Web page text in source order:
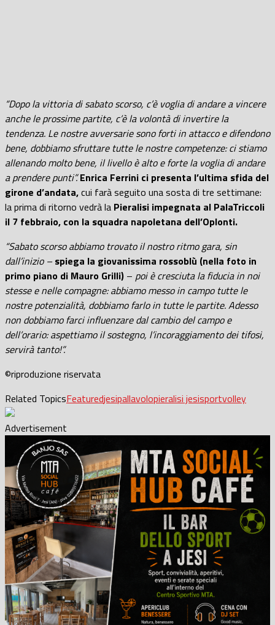
“Dopo la vittoria di sabato scorso, c’è voglia di andare a vincere
anche le prossime partite, c’è la volontà di invertire la
tendenza. Le nostre avversarie sono forti in attacco e difendono
bene, dobbiamo sfruttare tutte le nostre competenze: ci stiamo
allenando molto bene, il livello è alto e forte la voglia di andare
a prendere punti”.Enrica Ferrini ci presenta l’ultima sfida del
girone d’andata,cui farà seguito una sosta di tre settimane:
la prima di ritorno vedrà la Pieralisi impegnata al PalaTriccoli
il 7 febbraio, con la squadra napoletana dell’Oplonti.
“Sabato scorso abbiamo trovato il nostro ritmo gara, sin
dall’inizio – spiega la giovanissima rossoblù (nella foto in
primo piano di Mauro Grilli) – poi è cresciuta la fiducia in noi
stesse e nelle compagne: abbiamo messo in campo tutte le
nostre potenzialità, dobbiamo farlo in tutte le partite. Adesso
non dobbiamo farci influenzare dal cambio del campo e
dell’orario: aspettiamo il sostegno, l’incoraggiamento dei tifosi,
servirà tanto!”.
©riproduzione riservata
Related TopicsFeaturedjesipallavolopieralisi jesisportvolley
Advertisement